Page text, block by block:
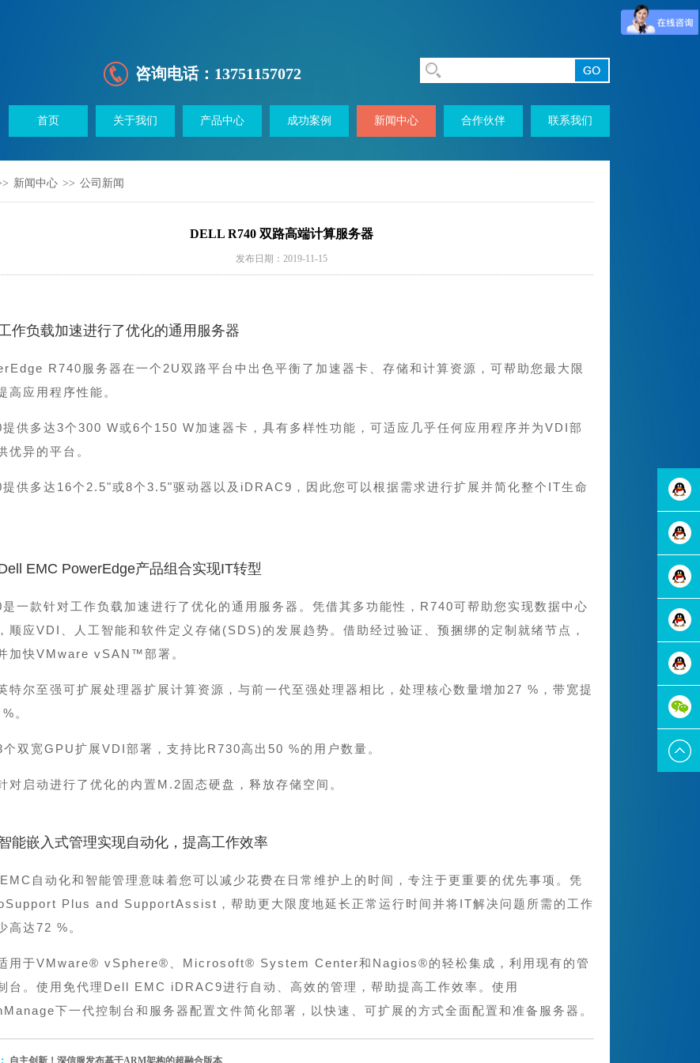
咨询电话： 13751157072
首页 关于我们 产品中心 成功案例 新闻中心 合作伙伴 联系我们
新闻中心 >> 公司新闻
DELL R740 双路高端计算服务器
发布日期：2019-11-15
作负载加速进行了优化的通用服务器
R740服务器在一个2U双路平台中出色平衡了加速器卡、存储和计算资源，可帮助您最大限
高应用程序性能。
供多达3个300 W或6个150 W加速器卡，具有多样性功能，可适应几乎任何应用程序并为VDI部
优异的平台。
供多达16个2.5"或8个3.5"驱动器以及iDRAC9，因此您可以根据需求进行扩展并简化整个IT生命
EMC PowerEdge产品组合实现IT转型
一款针对工作负载加速进行了优化的通用服务器。凭借其多功能性，R740可帮助您实现数据中心
顺应VDI、人工智能和软件定义存储(SDS)的发展趋势。借助经过验证、预捆绑的定制就绪节点，
加快VMware vSAN™部署。
特尔至强可扩展处理器扩展计算资源，与前一代至强处理器相比，处理核心数量增加27 %，带宽提
。
个双宽GPU扩展VDI部署，支持比R730高出50 %的用户数量。
对启动进行了优化的内置M.2固态硬盘，释放存储空间。
能嵌入式管理实现自动化，提高工作效率
自动化和智能管理意味着您可以减少花费在日常维护上的时间，专注于更重要的优先事项。凭
Plus and SupportAssist，帮助更大限度地延长正常运行时间并将IT解决问题所需的工作
高达72 %。
用于VMware® vSphere®、Microsoft® System Center和Nagios®的轻松集成，利用现有的管
台。使用免代理Dell EMC iDRAC9进行自动、高效的管理，帮助提高工作效率。使用
下一代控制台和服务器配置文件简化部署，以快速、可扩展的方式全面配置和准备服务器。
自主创新！深信服发布基于ARM架构的超融合版本
在线咨
在线咨
在线咨
在线咨
在线咨